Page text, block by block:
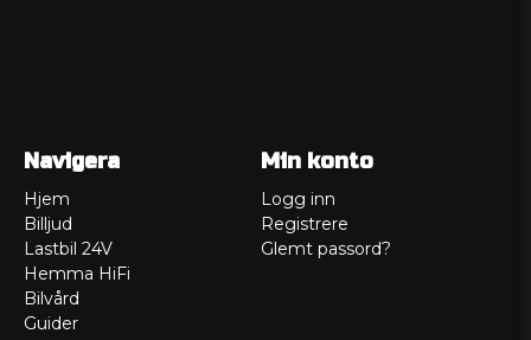
Navigera
Hjem
Billjud
Lastbil 24V
Hemma HiFi
Bilvård
Guider
Min konto
Logg inn
Registrere
Glemt passord?